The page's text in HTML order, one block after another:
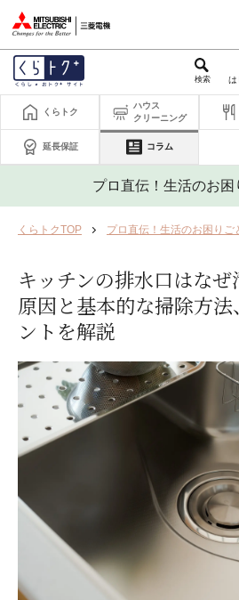
くらトク
ハウス
クリーニング
延長保証 コラム
プロ直伝！生活のお困
くらトクTOP プロ直伝！生活のお困りご
キッチンの排水口はな
原因と基本的な掃除方法
ントを解説